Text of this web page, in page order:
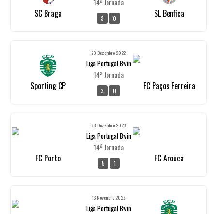
SC Braga
14ª Jornada
3 0 SL Benfica
Sporting CP
29 Dezembro 2022
Liga Portugal Bwin
14ª Jornada
3 0 FC Paços Ferreira
FC Porto
28 Dezembro 2023
Liga Portugal Bwin
14ª Jornada
5 1 FC Arouca
13 Novembro 2022
Liga Portugal Bwin